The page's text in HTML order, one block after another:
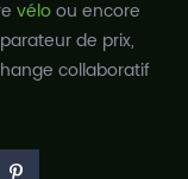
véloou encore
de prix,
collaboratif